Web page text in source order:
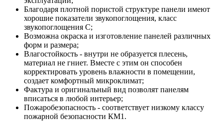
Благодаря плотной пористой структуре панели имеют
хорошие показатели звукопоглощения, класс
звукопоглощения С;
Возможна окраска и изготовление панелей различных
форм и размера;
Влагостойкость - внутри не образуется плесень,
материал не гниет. Вместе с этим он способен
корректировать уровень влажности в помещении,
создает комфортный микроклимат;
Фактура и оригинальный вид позволят панелям
вписаться в любой интерьер;
Пожаробезопасность - соответствует низкому классу
пожарной безопасности КМ1.